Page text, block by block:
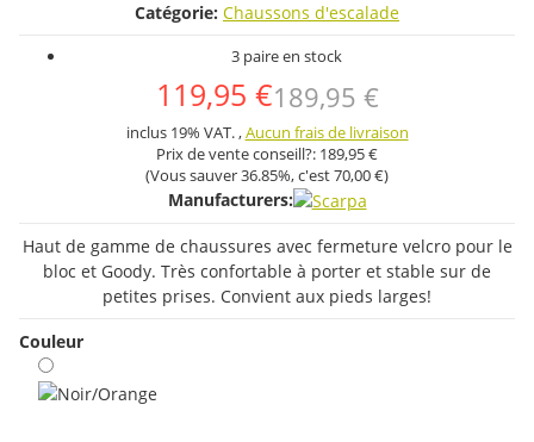
Catégorie: Chaussons d'escalade
3 paire en stock
119,95 €189,95 €
inclus 19% VAT. ,Aucun frais de livraison
Prix ​​de vente conseill?: 189,95 €
(Vous sauver36.85%, c'est70,00 €)
Manufacturers:
Haut de gamme de chaussures avec fermeture velcro pour le
bloc et Goody. Très confortable à porter et stable sur de
petites prises. Convient aux pieds larges!
Couleur